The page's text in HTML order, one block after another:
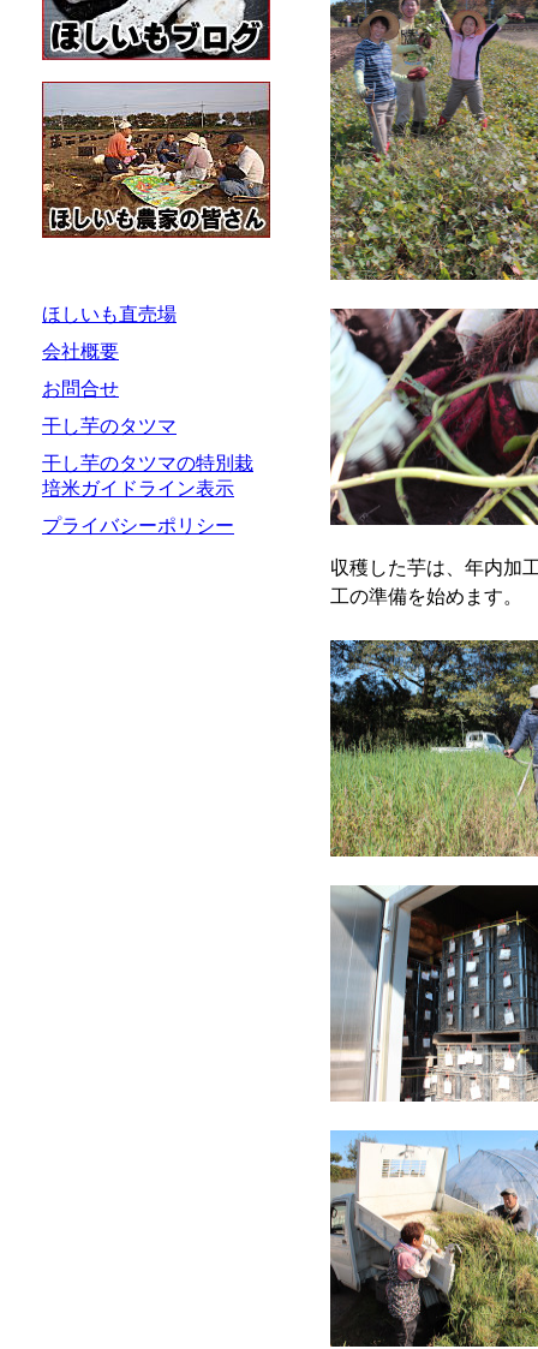
ほしいも直売場
会社概要
お問合せ
干し芋のタツマ
干し芋のタツマの特別栽
培米ガイドライン表示
プライバシーポリシー
収穫した芋は、年内加
工の準備を始めます。